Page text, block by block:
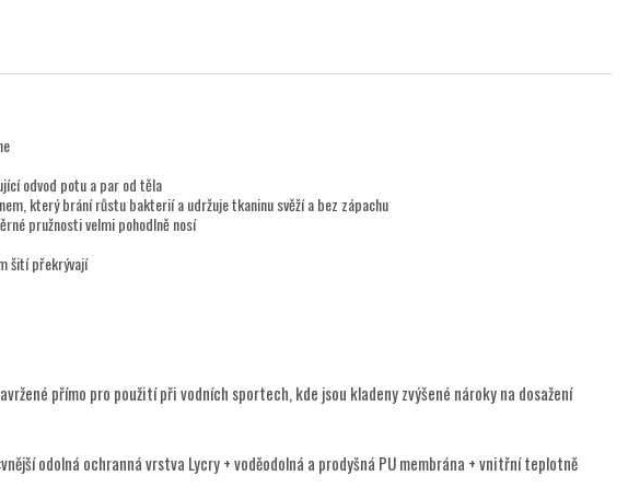
odvod potu a par od těla
který brání růstu bakterií a udržuje tkaninu svěží a bez zápachu
pružnosti velmi pohodlně nosí
šití překrývají
přímo pro použití při vodních sportech, kde jsou kladeny zvýšené nároky na dosažení
odolná ochranná vrstva Lycry + voděodolná a prodyšná PU membrána + vnitřní teplotně